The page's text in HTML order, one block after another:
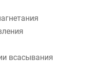
всасывания